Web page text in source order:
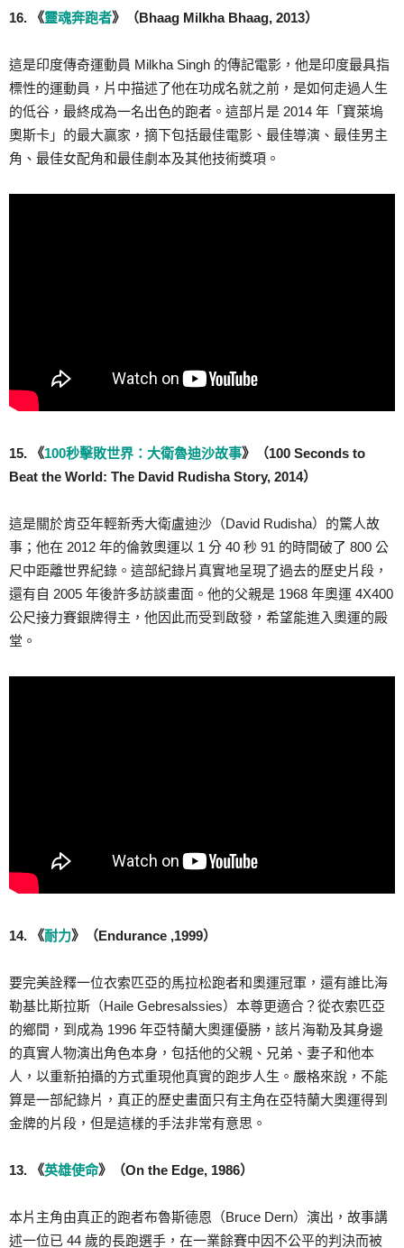
16. 《靈魂奔跑者》（Bhaag Milkha Bhaag, 2013）
這是印度傳奇運動員 Milkha Singh 的傳記電影，他是印度最具指
標性的運動員，片中描述了他在功成名就之前，是如何走過人生
的低谷，最終成為一名出色的跑者。這部片是 2014 年「寶萊塢
奧斯卡」的最大贏家，摘下包括最佳電影、最佳導演、最佳男主
角、最佳女配角和最佳劇本及其他技術獎項。
15. 《100秒擊敗世界：大衛魯迪沙故事》（100 Seconds to
Beat the World: The David Rudisha Story, 2014）
這是關於肯亞年輕新秀大衛盧迪沙（David Rudisha）的驚人故
事；他在 2012 年的倫敦奧運以 1 分 40 秒 91 的時間破了 800 公
尺中距離世界紀錄。這部紀錄片真實地呈現了過去的歷史片段，
還有自 2005 年後許多訪談畫面。他的父親是 1968 年奧運 4X400
公尺接力賽銀牌得主，他因此而受到啟發，希望能進入奧運的殿
堂。
14. 《耐力》（Endurance ,1999）
要完美詮釋一位衣索匹亞的馬拉松跑者和奧運冠軍，還有誰比海
勒基比斯拉斯（Haile Gebresalssies）本尊更適合？從衣索匹亞
的鄉間，到成為 1996 年亞特蘭大奧運優勝，該片海勒及其身邊
的真實人物演出角色本身，包括他的父親、兄弟、妻子和他本
人，以重新拍攝的方式重現他真實的跑步人生。嚴格來說，不能
算是一部紀錄片，真正的歷史畫面只有主角在亞特蘭大奧運得到
金牌的片段，但是這樣的手法非常有意思。
13. 《英雄使命》（On the Edge, 1986）
本片主角由真正的跑者布魯斯德恩（Bruce Dern）演出，故事講
述一位已 44 歲的長跑選手，在一業餘賽中因不公平的判決而被